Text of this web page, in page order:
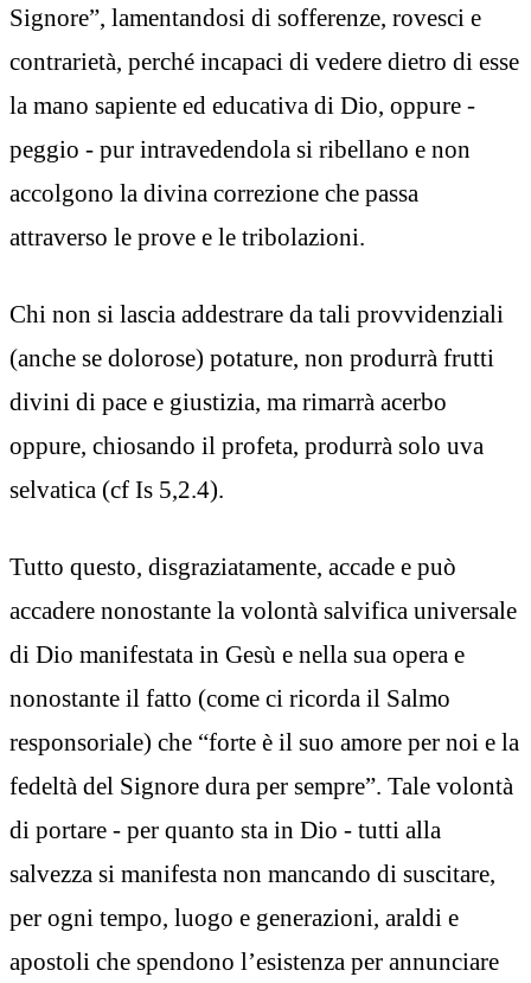
Signore”, lamentandosi di sofferenze, rovesci e
contrarietà, perché incapaci di vedere dietro di esse
la mano sapiente ed educativa di Dio, oppure -
peggio - pur intravedendola si ribellano e non
accolgono la divina correzione che passa
attraverso le prove e le tribolazioni.
Chi non si lascia addestrare da tali provvidenziali
(anche se dolorose) potature, non produrrà frutti
divini di pace e giustizia, ma rimarrà acerbo
oppure, chiosando il profeta, produrrà solo uva
selvatica (cf Is 5,2.4).
Tutto questo, disgraziatamente, accade e può
accadere nonostante la volontà salvifica universale
di Dio manifestata in Gesù e nella sua opera e
nonostante il fatto (come ci ricorda il Salmo
responsoriale) che “forte è il suo amore per noi e la
fedeltà del Signore dura per sempre”. Tale volontà
di portare - per quanto sta in Dio - tutti alla
salvezza si manifesta non mancando di suscitare,
per ogni tempo, luogo e generazioni, araldi e
apostoli che spendono l’esistenza per annunciare